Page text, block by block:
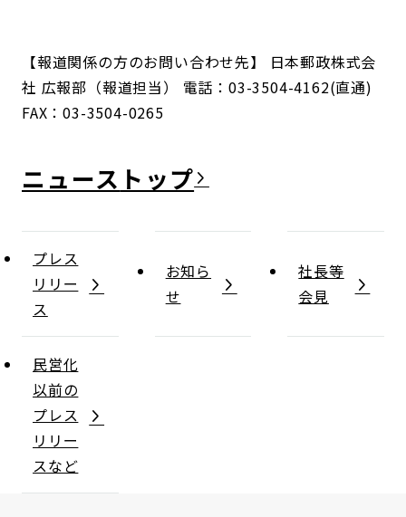
【報道関係の方のお問い合わせ先】 日本郵政株式会
社 広報部（報道担当） 電話：03-3504-4162(直通)
FAX：03-3504-0265
ニュース
プレス
リリー
ス
お知ら
せ
社長等
会見
民営化
以前の
プレス
リリー
スなど